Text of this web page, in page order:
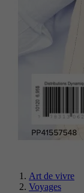
Art de vivre
Voyages